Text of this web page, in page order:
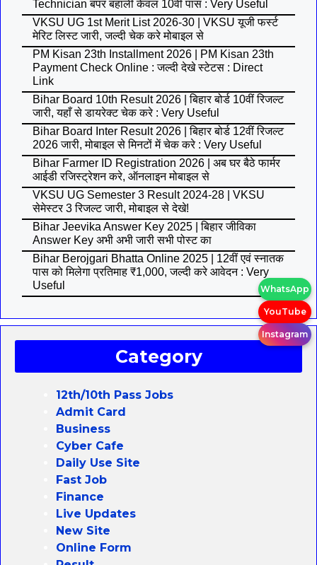
Technician बंपर बहाली केवल 10वीं पास : Very Useful
VKSU UG 1st Merit List 2026-30 | VKSU यूजी फर्स्ट
मेरिट लिस्ट जारी, जल्दी चेक करे मोबाइल से
PM Kisan 23th Installment 2026 | PM Kisan 23th
Payment Check Online : जल्दी देखे स्टेटस : Direct
Link
Bihar Board 10th Result 2026 | बिहार बोर्ड 10वीं रिजल्ट
जारी, यहाँ से डायरेक्ट चेक करे : Very Useful
Bihar Board Inter Result 2026 | बिहार बोर्ड 12वीं रिजल्ट
2026 जारी, मोबाइल से मिनटों में चेक करे : Very Useful
Bihar Farmer ID Registration 2026 | अब घर बैठे फार्मर
आईडी रजिस्ट्रेशन करे, ऑनलाइन मोबाइल से
VKSU UG Semester 3 Result 2024-28 | VKSU
सेमेस्टर 3 रिजल्ट जारी, मोबाइल से देखे!
Bihar Jeevika Answer Key 2025 | बिहार जीविका
Answer Key अभी अभी जारी सभी पोस्ट का
Bihar Berojgari Bhatta Online 2025 | 12वीं एवं स्नातक
पास को मिलेगा प्रतिमाह ₹1,000, जल्दी करे आवेदन : Very
Useful
Category
12th/10th Pass Jobs
Admit Card
Business
Cyber Cafe
Daily Use Site
Fast Job
Finance
Live Updates
New Site
Online Form
WhatsApp
YouTube
Instagram